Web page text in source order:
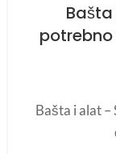
Bašta i alat –